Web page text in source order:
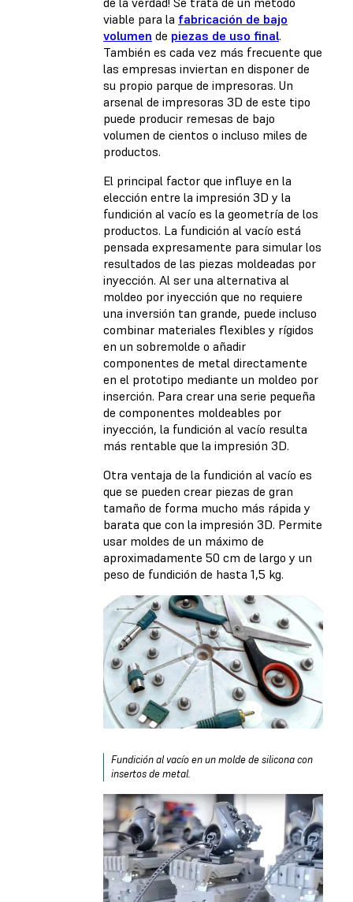
viable para la fabricación de bajo
volumen de piezas de uso final.
También es cada vez más frecuente que
las empresas inviertan en disponer de
su propio parque de impresoras. Un
arsenal de impresoras 3D de este tipo
puede producir remesas de bajo
volumen de cientos o incluso miles de
productos.
El principal factor que influye en la
elección entre la impresión 3D y la
fundición al vacío es la geometría de los
productos. La fundición al vacío está
pensada expresamente para simular los
resultados de las piezas moldeadas por
inyección. Al ser una alternativa al
moldeo por inyección que no requiere
una inversión tan grande, puede incluso
combinar materiales flexibles y rígidos
en un sobremolde o añadir
componentes de metal directamente
en el prototipo mediante un moldeo por
inserción. Para crear una serie pequeña
de componentes moldeables por
inyección, la fundición al vacío resulta
más rentable que la impresión 3D.
Otra ventaja de la fundición al vacío es
que se pueden crear piezas de gran
tamaño de forma mucho más rápida y
barata que con la impresión 3D. Permite
usar moldes de un máximo de
aproximadamente 50 cm de largo y un
peso de fundición de hasta 1,5 kg.
Fundición al vacío en un molde de silicona con
insertos de metal.